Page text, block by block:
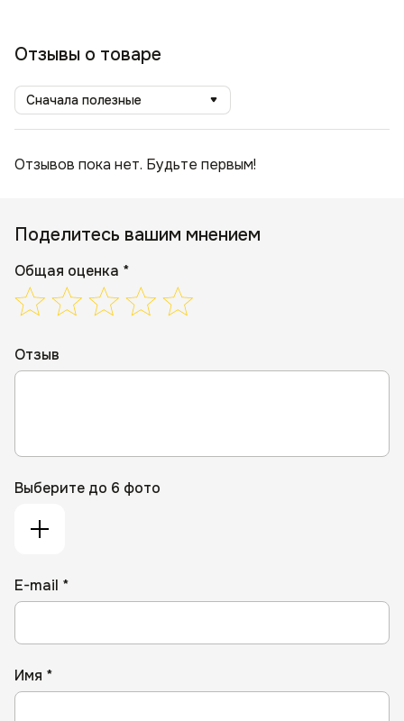
Отзывы о товаре
Сначала полезные
Отзывов пока нет. Будьте первым!
Поделитесь вашим мнением
Общая оценка *
Отзыв
Выберите до 6 фото
E-mail *
Имя *